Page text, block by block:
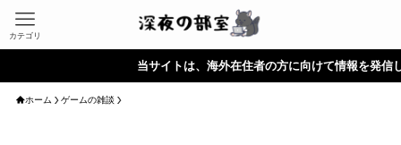
カテゴリ
当サイトは、海外在住者の方に向けて情報を発信しています
ホーム ゲームの雑談